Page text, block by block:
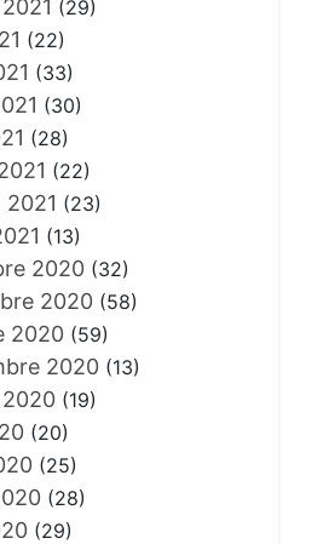
(29)
(22)
(33)
(30)
(28)
(22)
(23)
(13)
2020(32)
2020(58)
2020(59)
2020(13)
(19)
(20)
(25)
(28)
(29)